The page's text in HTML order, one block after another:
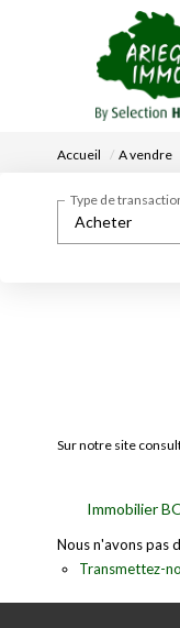
Accueil A vendre
Acheter
Type de
Sur notre site
Immobilier
Nous n'avons pas
Transmettez-